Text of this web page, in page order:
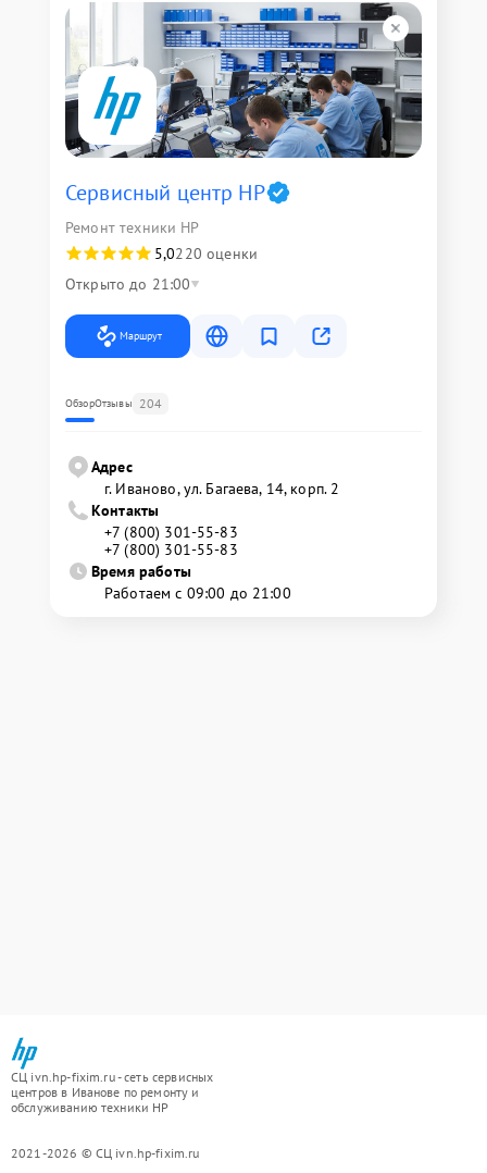
Сервисный центр HP
Ремонт техники HP
5,0220 оценки
Открыто до 21:00
Маршрут
ОбзорОтзывы 204
Адрес
г. Иваново, ул. Багаева, 14, корп. 2
Контакты
+7 (800) 301-55-83
+7 (800) 301-55-83
Время работы
Работаем с 09:00 до 21:00
СЦ ivn.hp-fixim.ru - сеть сервисных
центров в Иванове по ремонту и
обслуживанию техники HP
2021-2026 © СЦ ivn.hp-fixim.ru